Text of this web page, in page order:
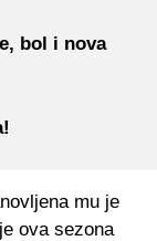
bol i nova
mu je
ova sezona